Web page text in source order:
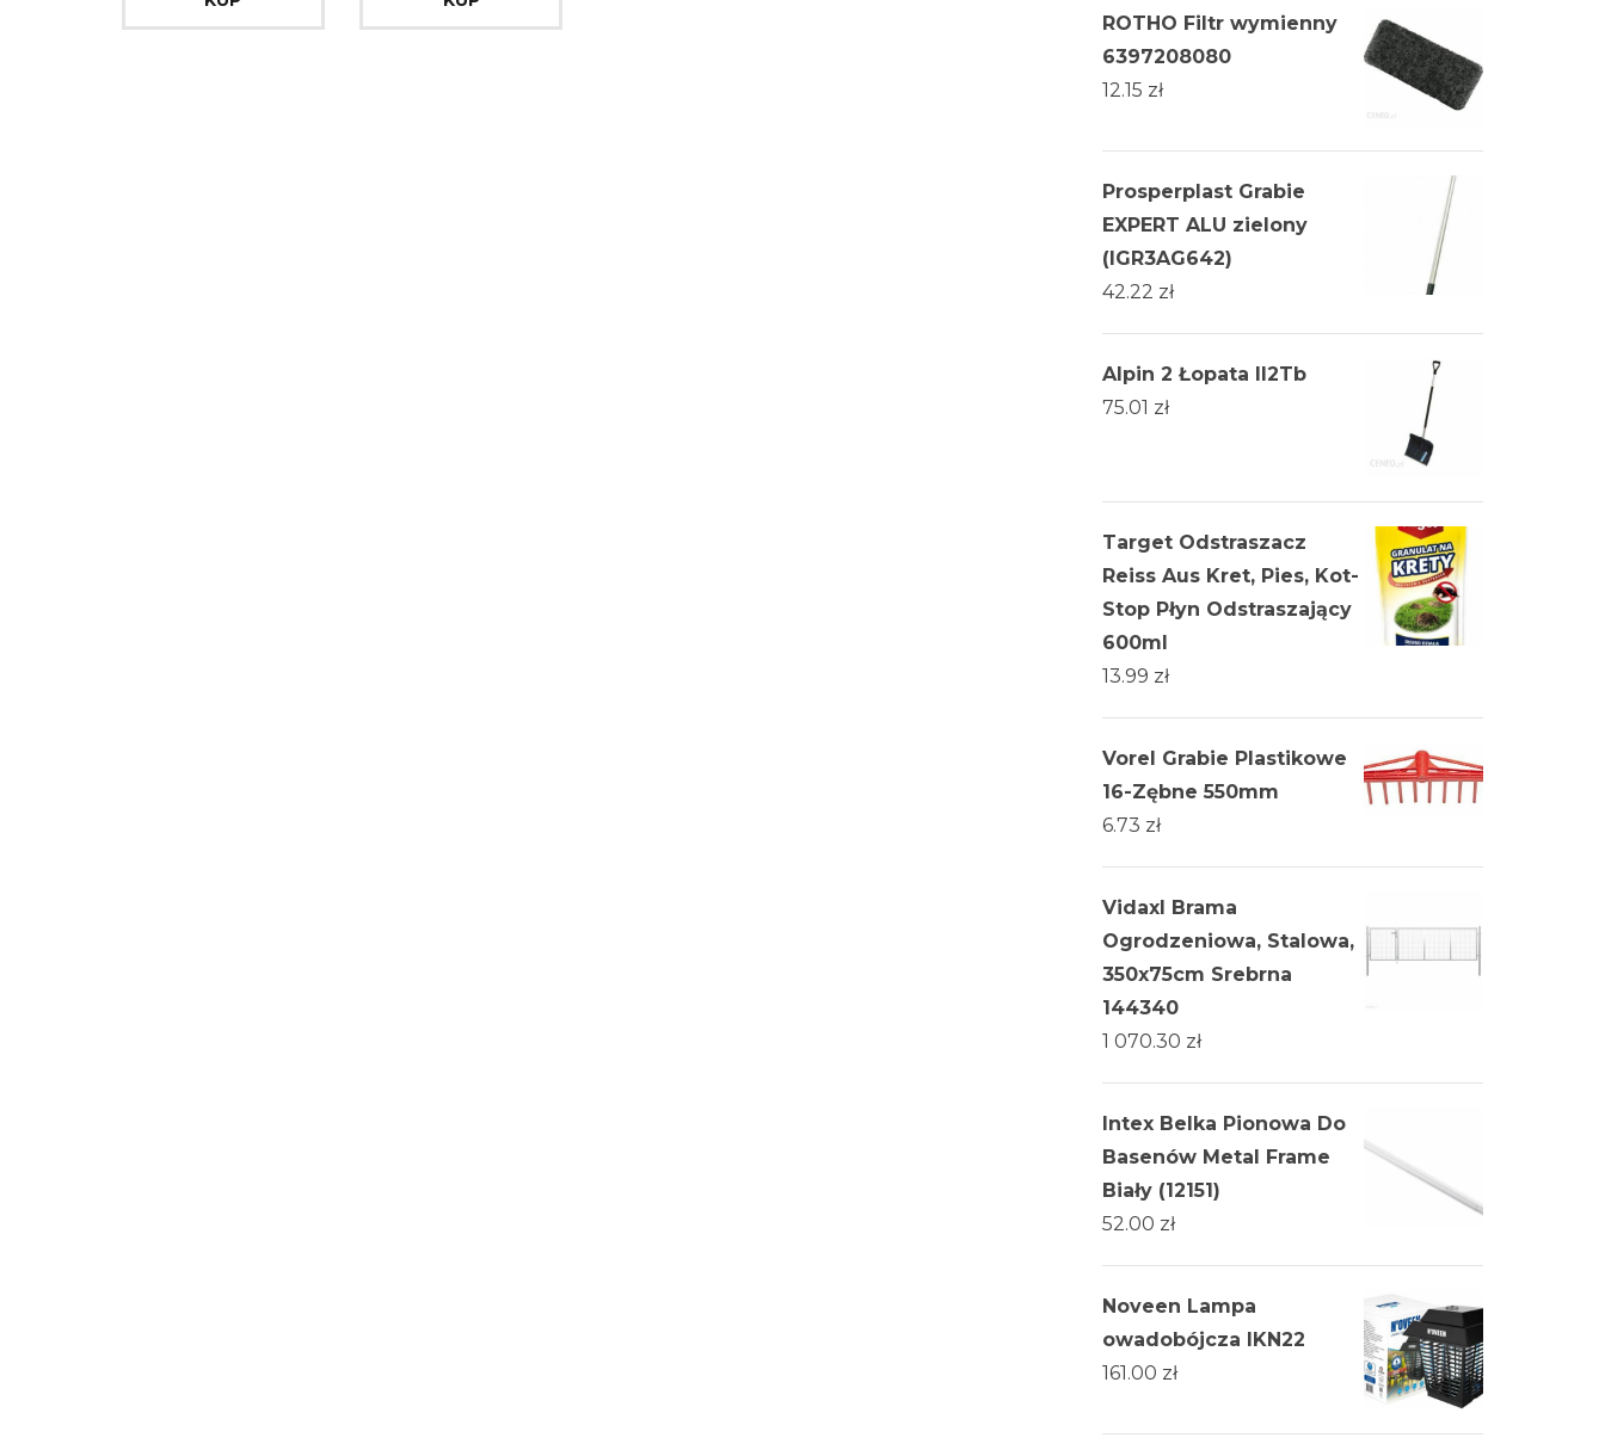
ROTHO Filtr wymienny
6397208080
12.15 zł
Prosperplast Grabie
EXPERT ALU zielony
(IGR3AG642)
42.22 zł
Alpin 2 Łopata Il2Tb
75.01 zł
Target Odstraszacz
Reiss Aus Kret, Pies, Kot-
Stop Płyn Odstraszający
600ml
13.99 zł
Vorel Grabie Plastikowe
16-Zębne 550mm
6.73 zł
Vidaxl Brama
Ogrodzeniowa, Stalowa,
350x75cm Srebrna
144340
1 070.30 zł
Intex Belka Pionowa Do
Basenów Metal Frame
Biały (12151)
52.00 zł
Noveen Lampa
owadobójcza IKN22
161.00 zł